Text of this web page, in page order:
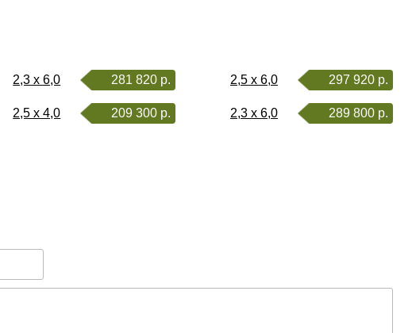
2,3 x 6,0 281 820 р. 2,5 x 6,0 297 920 р.
2,5 x 4,0 209 300 р. 2,3 x 6,0 289 800 р.